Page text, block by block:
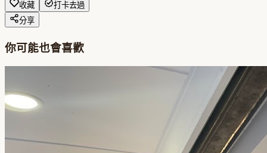
收藏
打卡去過
分享
你可能也會喜歡